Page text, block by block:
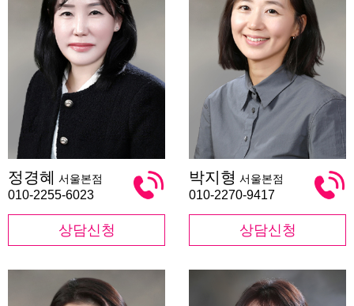
경
혜
정경혜 서울본점
010-2255-6023
상담신청
지
형
박지형 서울본점
010-2270-9417
상담신청